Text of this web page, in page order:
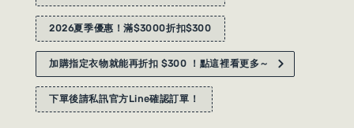
2026夏季優惠！滿$3000折扣$300
加購指定衣物就能再折扣 $300 ！點這裡看更多～
下單後請私訊官方Line確認訂單！